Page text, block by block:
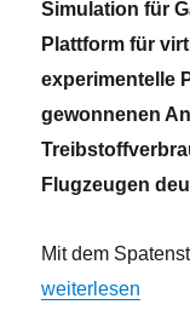
Simulation für
Plattform für
experimentelle
gewonnenen
Flugzeugen
Mit dem
„Die
weiterlesen